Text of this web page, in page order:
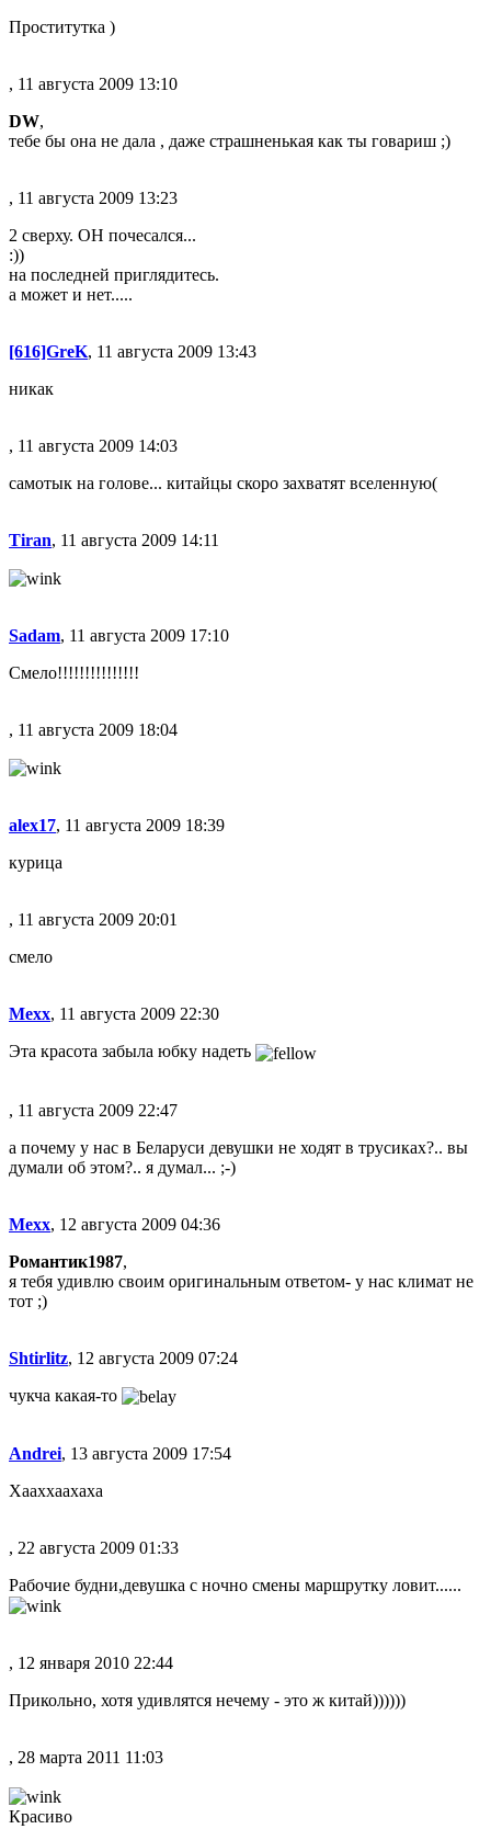
Проститутка )
, 11 августа 2009 13:10
DW,
тебе бы она не дала , даже страшненькая как ты говариш ;)
, 11 августа 2009 13:23
2 сверху. ОН почесался...
:))
на последней приглядитесь.
а может и нет.....
[616]GreK, 11 августа 2009 13:43
никак
, 11 августа 2009 14:03
самотык на голове... китайцы скоро захватят вселенную(
Tiran, 11 августа 2009 14:11
Sadam, 11 августа 2009 17:10
Смело!!!!!!!!!!!!!!!
, 11 августа 2009 18:04
alex17, 11 августа 2009 18:39
курица
, 11 августа 2009 20:01
смело
Mexx, 11 августа 2009 22:30
Эта красота забыла юбку надеть
, 11 августа 2009 22:47
а почему у нас в Беларуси девушки не ходят в трусиках?.. вы
думали об этом?.. я думал... ;-)
Mexx, 12 августа 2009 04:36
Романтик1987,
я тебя удивлю своим оригинальным ответом- у нас климат не
тот ;)
Shtirlitz, 12 августа 2009 07:24
чукча какая-то
Andrei, 13 августа 2009 17:54
Хааххаахаха
, 22 августа 2009 01:33
Рабочие будни,девушка с ночно смены маршрутку ловит......
, 12 января 2010 22:44
Прикольно, хотя удивлятся нечему - это ж китай))))))
, 28 марта 2011 11:03
Красиво